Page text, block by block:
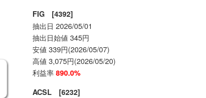
FIG [4392]
抽出日 2026/05/01
抽出日始値 345円
安値 339円(2026/05/07)
高値 3,075円(2026/05/20)
利益率 890.0%
ACSL [6232]